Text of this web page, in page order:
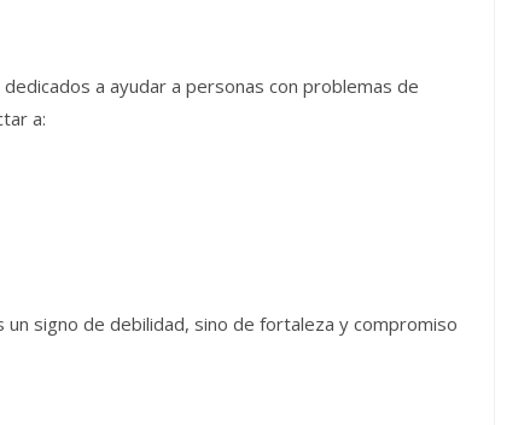
a ayudar a personas con problemas de
a:
signo de debilidad, sino de fortaleza y compromiso